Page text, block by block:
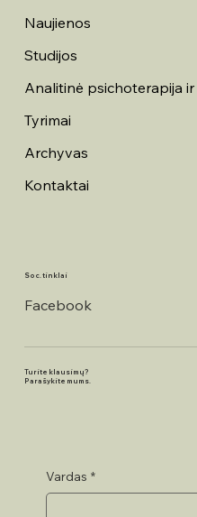
Naujienos
Studijos
Analitinė psichoterapija
Tyrimai
Archyvas
Kontaktai
Soc. tinklai
Facebook
Turite klausimų?
Parašykite mums.
Vardas *